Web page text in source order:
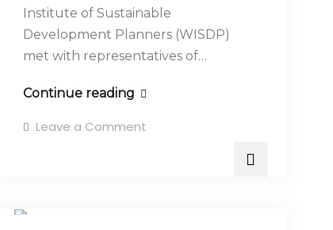
Institute of Sustainable
Development Planners (WISDP)
met with representatives of…
Continue reading
Leave a Comment